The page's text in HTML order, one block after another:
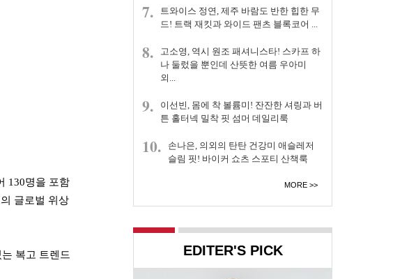
130명을 포함
글로벌 위상
복고 트렌드
7.
트와이스 정연, 제주 바람도 반한 힙한 무
드! 트랙 재킷과 와이드 팬츠 블록코어 ...
8.
고소영, 역시 원조 패셔니스타! 스카프 하
나 둘렀을 뿐인데 산뜻한 여름 우아미
외...
9.
이선빈, 몸에 착 볼륨미! 잔잔한 셔링과 버
튼 홀터넥 밀착 핏 섬머 데일리룩
10.
손나은, 의외의 탄탄 건강미 애슬레저
슬림 핏! 바이커 쇼츠 스포티 산책룩
MORE
EDITER'S PICK